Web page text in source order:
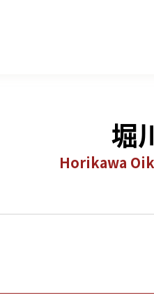
堀
Horikawa